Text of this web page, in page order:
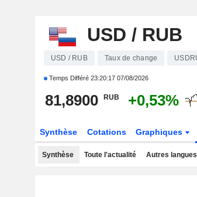
USD / RUB
USD / RUB Taux de change
Temps Différé 23:20:17 07/08/2026
81,8900 RUB +0,53%
Synthèse Cotations Graphiques
Synthèse Toute l'actualité Autres langues